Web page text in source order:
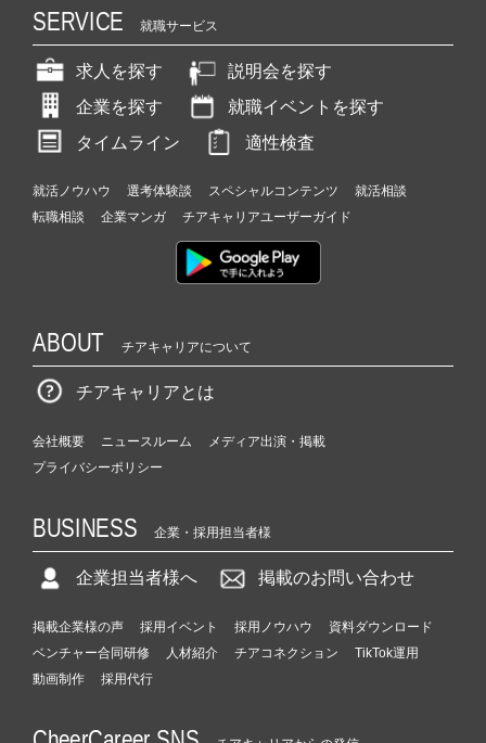
SERVICE 就職サービス
求人を探す
説明会を探す
企業を探す
就職イベントを探す
タイムライン
適性検査
就活ノウハウ 選考体験談 スペシャルコンテンツ
就活相談
転職相談
企業マンガ チアキャリアユーザーガイド
ABOUT チアキャリアについて
チアキャリアとは
会社概要 ニュースルーム
メディア出演・掲載
プライバシーポリシー
BUSINESS 企業・採用担当者様
企業担当者様へ 掲載のお問い合わせ
掲載企業様の声 採用イベント 採用ノウハウ
資料ダウンロード
ベンチャー合同研修
人材紹介 チアコネクション
TikTok運用
動画制作
採用代行